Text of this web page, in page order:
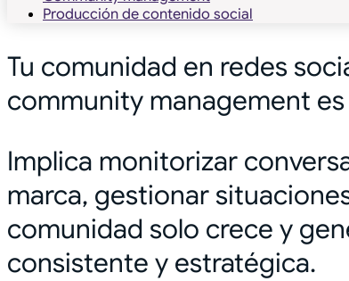
Producción de contenido social
Tu comunidad en redes
community management
Implica monitorizar
marca, gestionar
comunidad solo crece y
consistente y estratégica.